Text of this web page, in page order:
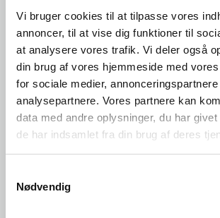
Vi bruger cookies til at tilpasse vores
annoncer, til at vise dig funktioner til
at analysere vores trafik. Vi deler også
din brug af vores hjemmeside med
for sociale medier, annonceringspartnere
analysepartnere. Vores partnere kan
data med andre oplysninger, du har
de har indsamlet fra din brug af deres
Nødvendig
APS
Bordlampe Genopladelig Alva
Rust Metal